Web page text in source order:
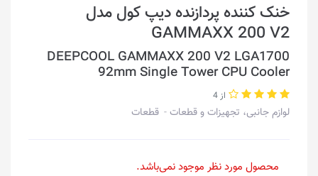
خنک کننده پردازنده دیپ کول مدل
GAMMAXX 200 V2
DEEPCOOL GAMMAXX 200 V2 LGA1700
92mm Single Tower CPU Cooler
از 4
لوازم جانبی، تجهیزات و قطعات قطعات
محصول مورد نظر موجود نمی‌باشد.